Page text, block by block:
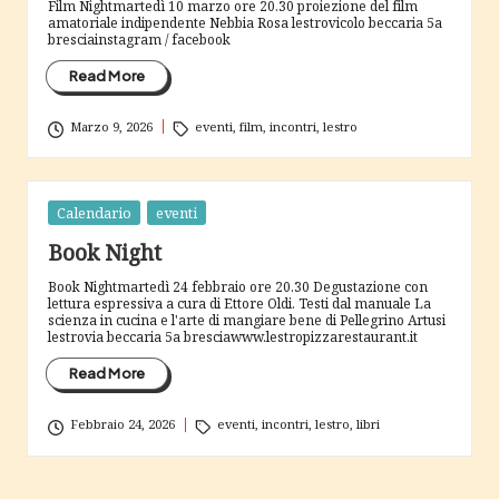
c
i
a
Film Nightmartedì 10 marzo ore 20.30 proiezione del film
amatoriale indipendente Nebbia Rosa lestrovicolo beccaria 5a
bresciainstagram / facebook
Read More
Marzo 9, 2026
Tags: eventi,film,incontri,lestro
Posted
inCalendario eventi
Book Night
Book Nightmartedì 24 febbraio ore 20.30 Degustazione con
lettura espressiva a cura di Ettore Oldi. Testi dal manuale La
scienza in cucina e l'arte di mangiare bene di Pellegrino Artusi
lestrovia beccaria 5a bresciawww.lestropizzarestaurant.it
Read More
Febbraio 24, 2026
Tags: eventi,incontri,lestro,libri